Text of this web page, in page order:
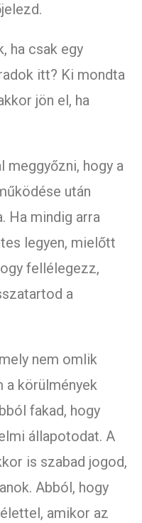
ha csak egy
itt? Ki mondta
jön el, ha
meggyőzni, hogy a
után
Ha mindig arra
legyen, mielőtt
fellélegezz,
a
nem omlik
a körülmények
fakad, hogy
állapotodat. A
is szabad jogod,
Abból, hogy
amikor az